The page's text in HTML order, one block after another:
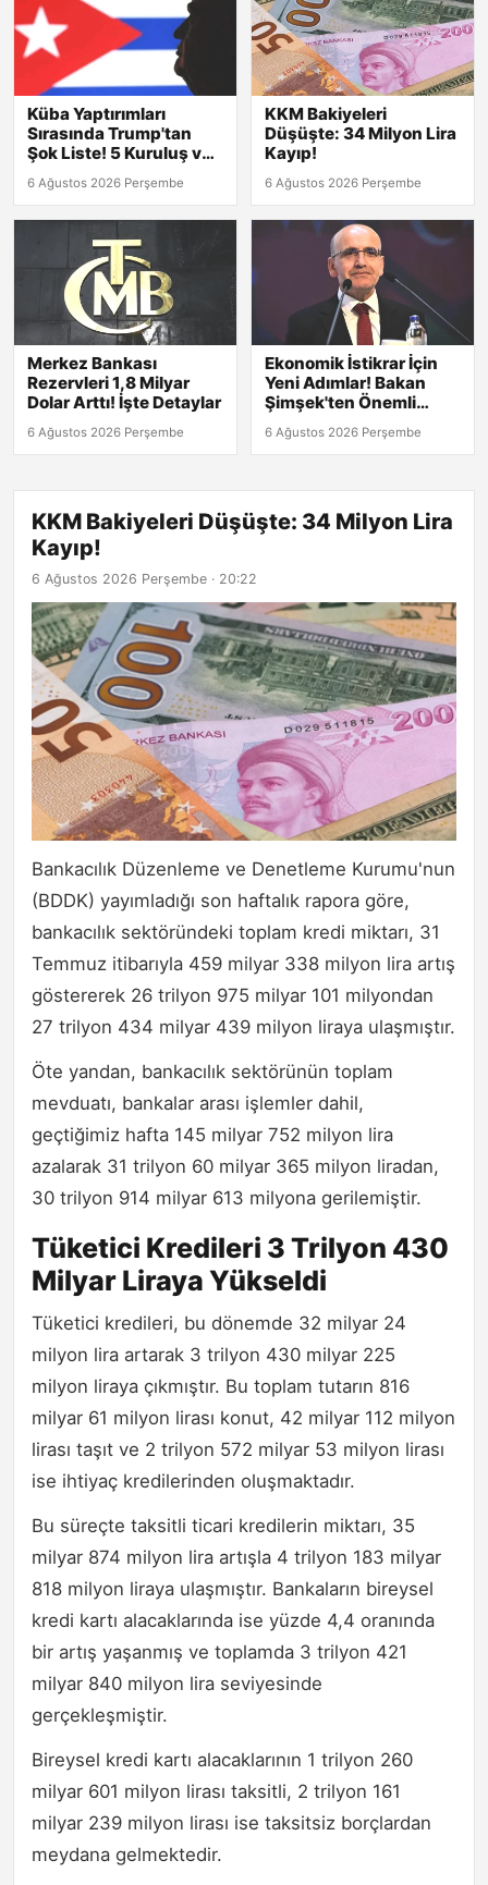
Küba Yaptırımları
Sırasında Trump'tan
Şok Liste! 5 Kuruluş ve
8 Kişi Hedefte
6 Ağustos 2026 Perşembe
KKM Bakiyeleri
Düşüşte: 34 Milyon Lira
Kayıp!
6 Ağustos 2026 Perşembe
Merkez Bankası
Rezervleri 1,8 Milyar
Dolar Arttı! İşte Detaylar
6 Ağustos 2026 Perşembe
Ekonomik İstikrar İçin
Yeni Adımlar! Bakan
Şimşek'ten Önemli
6 Ağustos 2026 Perşembe
KKM Bakiyeleri Düşüşte: 34 Milyon Lira
Kayıp!
6 Ağustos 2026 Perşembe · 20:22
Bankacılık Düzenleme ve Denetleme Kurumu'nun
(BDDK) yayımladığı son haftalık rapora göre,
bankacılık sektöründeki toplam kredi miktarı, 31
Temmuz itibarıyla 459 milyar 338 milyon lira artış
göstererek 26 trilyon 975 milyar 101 milyondan
27 trilyon 434 milyar 439 milyon liraya ulaşmıştır.
Öte yandan, bankacılık sektörünün toplam
mevduatı, bankalar arası işlemler dahil,
geçtiğimiz hafta 145 milyar 752 milyon lira
azalarak 31 trilyon 60 milyar 365 milyon liradan,
30 trilyon 914 milyar 613 milyona gerilemiştir.
Tüketici Kredileri 3 Trilyon 430
Milyar Liraya Yükseldi
Tüketici kredileri, bu dönemde 32 milyar 24
milyon lira artarak 3 trilyon 430 milyar 225
milyon liraya çıkmıştır. Bu toplam tutarın 816
milyar 61 milyon lirası konut, 42 milyar 112 milyon
lirası taşıt ve 2 trilyon 572 milyar 53 milyon lirası
ise ihtiyaç kredilerinden oluşmaktadır.
Bu süreçte taksitli ticari kredilerin miktarı, 35
milyar 874 milyon lira artışla 4 trilyon 183 milyar
818 milyon liraya ulaşmıştır. Bankaların bireysel
kredi kartı alacaklarında ise yüzde 4,4 oranında
bir artış yaşanmış ve toplamda 3 trilyon 421
milyar 840 milyon lira seviyesinde
gerçekleşmiştir.
Bireysel kredi kartı alacaklarının 1 trilyon 260
milyar 601 milyon lirası taksitli, 2 trilyon 161
milyar 239 milyon lirası ise taksitsiz borçlardan
meydana gelmektedir.